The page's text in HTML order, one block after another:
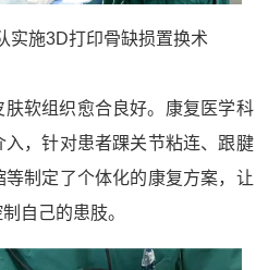
实施3D打印骨缺损置换术
软组织愈合良好。康复医学科
，针对患者踝关节粘连、跟腱
制定了个体化的康复方案，让
自己的患肢。